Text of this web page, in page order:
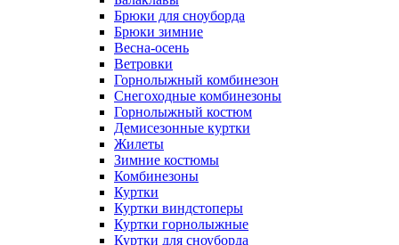
Брюки для сноуборда
Брюки зимние
Весна-осень
Ветровки
Горнолыжный комбинезон
Снегоходные комбинезоны
Горнолыжный костюм
Демисезонные куртки
Жилеты
Зимние костюмы
Комбинезоны
Куртки
Куртки виндстоперы
Куртки горнолыжные
Куртки для сноуборда